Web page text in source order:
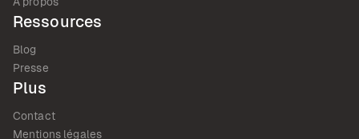
Ressources
Blog
Presse
Plus
Contact
Mentions légales